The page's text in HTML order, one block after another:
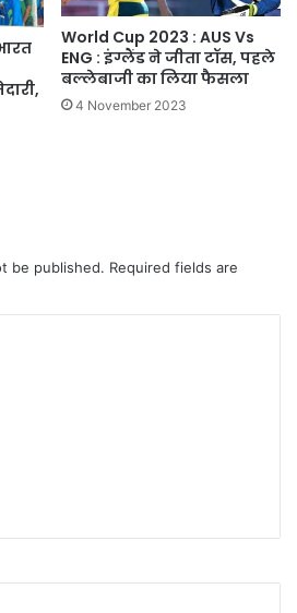
World Cup 2023 : AUS Vs
ENG : इंग्लैंड ने जीता टॉस, पहले
बल्लेबाजी का लिया फैसला
4 November 2023
be published. Required fields are